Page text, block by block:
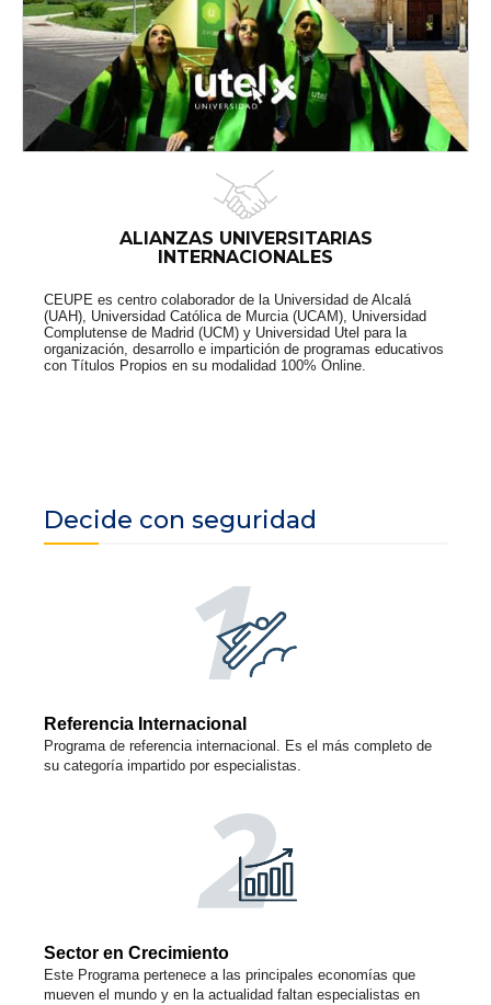
ALIANZAS UNIVERSITARIAS
INTERNACIONALES
CEUPE es centro colaborador de la Universidad de Alcalá
(UAH), Universidad Católica de Murcia (UCAM), Universidad
Complutense de Madrid (UCM) y Universidad Utel para la
organización, desarrollo e impartición de programas educativos
con Títulos Propios en su modalidad 100% Online.
Decide con seguridad
Referencia Internacional
Programa de referencia internacional. Es el más completo de
su categoría impartido por especialistas.
Sector en Crecimiento
Este Programa pertenece a las principales economías que
mueven el mundo y en la actualidad faltan especialistas en